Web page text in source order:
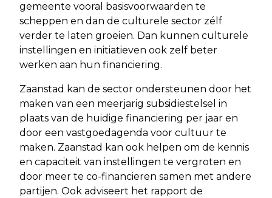
gemeente vooral basisvoorwaarden te
scheppen en dan de culturele sector zélf
verder te laten groeien. Dan kunnen culturele
instellingen en initiatieven ook zelf beter
werken aan hun financiering.
Zaanstad kan de sector ondersteunen door het
maken van een meerjarig subsidiestelsel in
plaats van de huidige financiering per jaar en
door een vastgoedagenda voor cultuur te
maken. Zaanstad kan ook helpen om de kennis
en capaciteit van instellingen te vergroten en
door meer te co-financieren samen met andere
partijen. Ook adviseert het rapport de